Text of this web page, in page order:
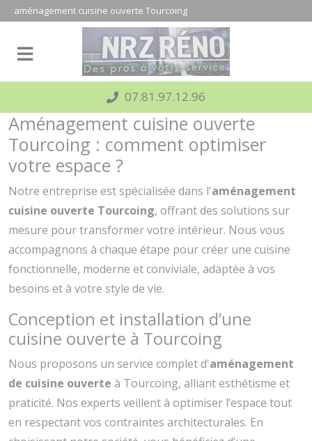
aménagement cuisine ouverte Tourcoing
07.81.97.12.96
Aménagement cuisine ouverte
Tourcoing : comment optimiser
votre espace ?
Notre entreprise est spécialisée dans l'aménagement
cuisine ouverte Tourcoing, offrant des solutions sur
mesure pour transformer votre intérieur. Nous vous
accompagnons à chaque étape pour créer une cuisine
fonctionnelle, moderne et conviviale, adaptée à vos
besoins et à votre style de vie.
Conception et installation d’une
cuisine ouverte à Tourcoing
Nous proposons un service complet d'aménagement
de cuisine ouverte à Tourcoing, alliant esthétisme et
praticité. Nos experts veillent à optimiser l’espace tout
en respectant vos contraintes architecturales. En
Panneau de gestion des cookies